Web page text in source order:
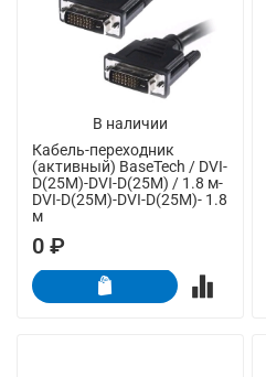
В наличии
Кабель-переходник
(активный) BaseTech / DVI-
D(25M)-DVI-D(25M) / 1.8 м-
DVI-D(25M)-DVI-D(25M)- 1.8
м
0 ₽